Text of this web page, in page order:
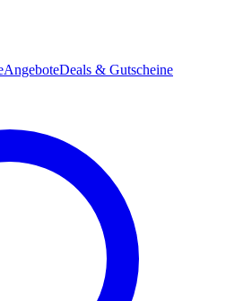
AngeboteDeals & Gutscheine